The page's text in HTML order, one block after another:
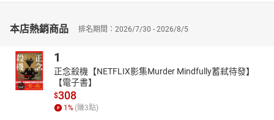
本店熱銷商品 排名期間：2026/7/30 - 2026/8/5
1
正念殺機【NETFLIX影集Murder Mindfully蓄弒待發】
【電子書】
$308
1 % (賺3點)